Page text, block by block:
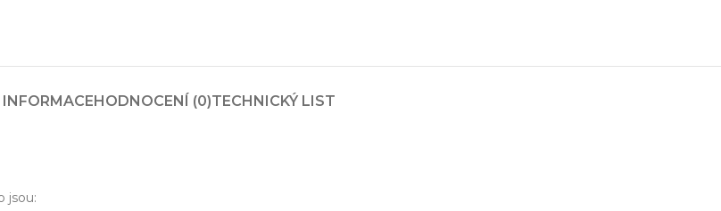
HODNOCENÍ (0)TECHNICKÝ LIST
jsou: